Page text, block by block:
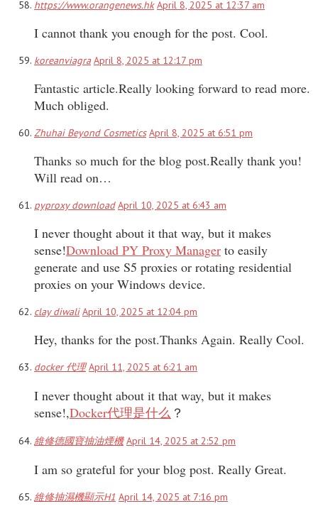
https://www.orangenews.hk April 8, 2025 at 12:37 am
I cannot thank you enough for the post. Cool.
koreanviagra April 8, 2025 at 12:17 pm
Fantastic article.Really looking forward to read more.
Much obliged.
Zhuhai Beyond Cosmetics April 8, 2025 at 6:51 pm
Thanks so much for the blog post.Really thank you!
Will read on…
pyproxy download April 10, 2025 at 6:43 am
I never thought about it that way, but it makes
sense!Download PY Proxy Manager to easily
generate and use S5 proxies or rotating residential
proxies on your Windows device.
clay diwali April 10, 2025 at 12:04 pm
Hey, thanks for the post.Thanks Again. Really Cool.
docker 代理 April 11, 2025 at 6:21 am
I never thought about it that way, but it makes
sense!,Docker代理是什么 ？
維修德國寶抽油煙機 April 14, 2025 at 2:52 pm
I am so grateful for your blog post. Really Great.
維修抽濕機顯示H1 April 14, 2025 at 7:16 pm